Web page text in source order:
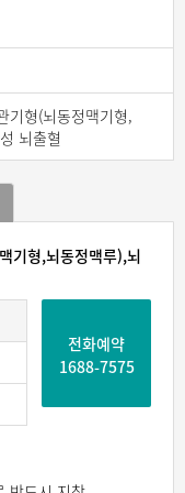
기형(뇌동정맥기형,
뇌출혈
기형,뇌동정맥루),뇌
전화예약
1688-7575